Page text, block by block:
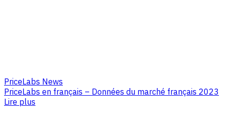
PriceLabs News
PriceLabs en français – Données du marché français 2023
Lire plus